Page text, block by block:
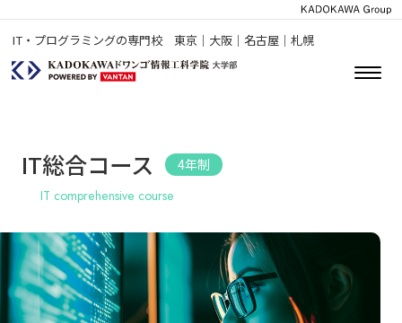
IT・プログラミングの専門校 東京｜大阪｜名古屋｜札幌
IT総合コース 4年制
IT comprehensive course